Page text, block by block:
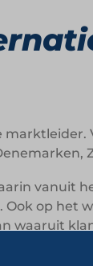
op het
waaruit